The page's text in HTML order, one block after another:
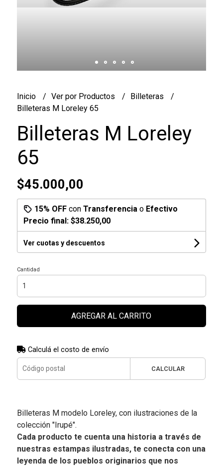
Inicio Ver por Productos
Billeteras
Billeteras M Loreley 65
Billeteras M Loreley
65
$45.000,00
15% OFFcon Transferencia o Efectivo
Precio final: $38.250,00
Ver cuotas y descuentos
Cantidad
AGREGAR AL CARRITO
Calculá el costo de envío
CALCULAR
Billeteras M modelo Loreley, con ilustraciones de la
colección "Irupé".
Cada producto te cuenta una historia a través de
nuestras estampas ilustradas, te conecta con una
leyenda de los pueblos originarios que nos